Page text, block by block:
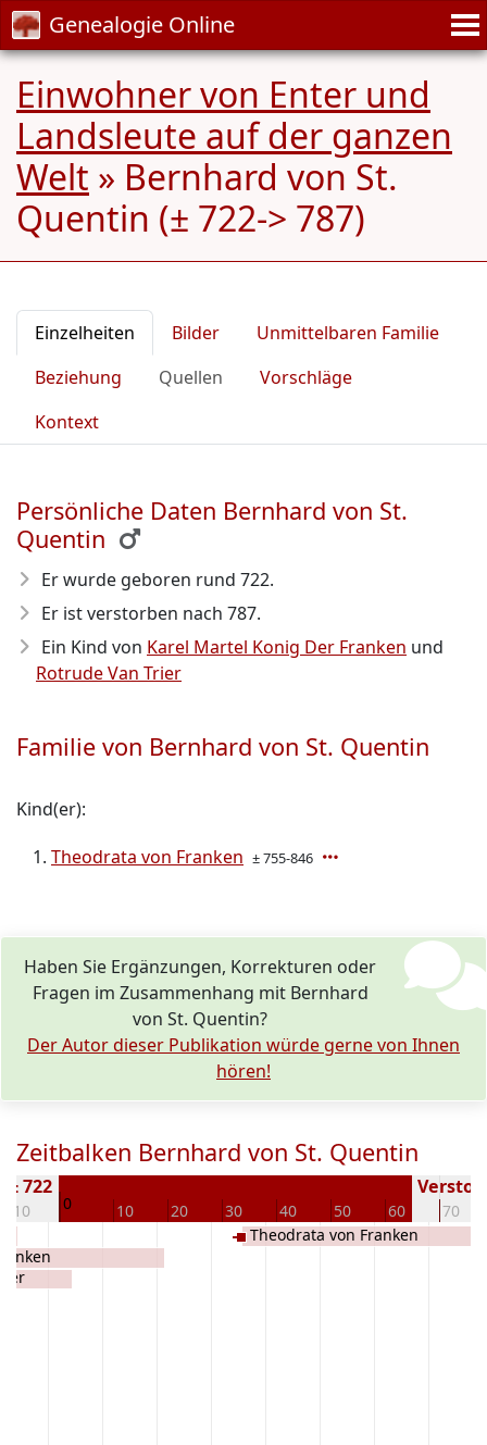
Genealogie Online
Einwohner von Enter und
Landsleute auf der ganzen
Welt » Bernhard von St.
Quentin (± 722-> 787)
Einzelheiten Bilder
Unmittelbaren Familie
Beziehung
Quellen
Vorschläge
Kontext
Persönliche Daten Bernhard von St.
Quentin
Er wurde geboren rund 722.
Er ist verstorben nach 787.
Ein Kind von Karel Martel Konig Der Franken und
Rotrude Van Trier
Familie von Bernhard von St. Quentin
Kind(er):
Theodrata von Franken ± 755-846
Haben Sie Ergänzungen, Korrekturen oder
Fragen im Zusammenhang mit Bernhard
von St. Quentin?
Der Autor dieser Publikation würde gerne von Ihnen
hören!
Zeitbalken Bernhard von St. Quentin
-10 0 10 20 30 40 50 60 70
± 722
Theodrata von Franken